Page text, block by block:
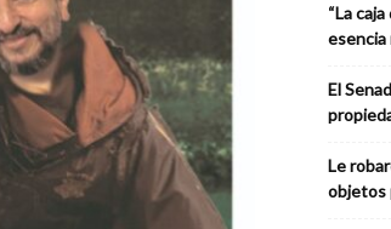
“La
esencia
El
Le
objetos